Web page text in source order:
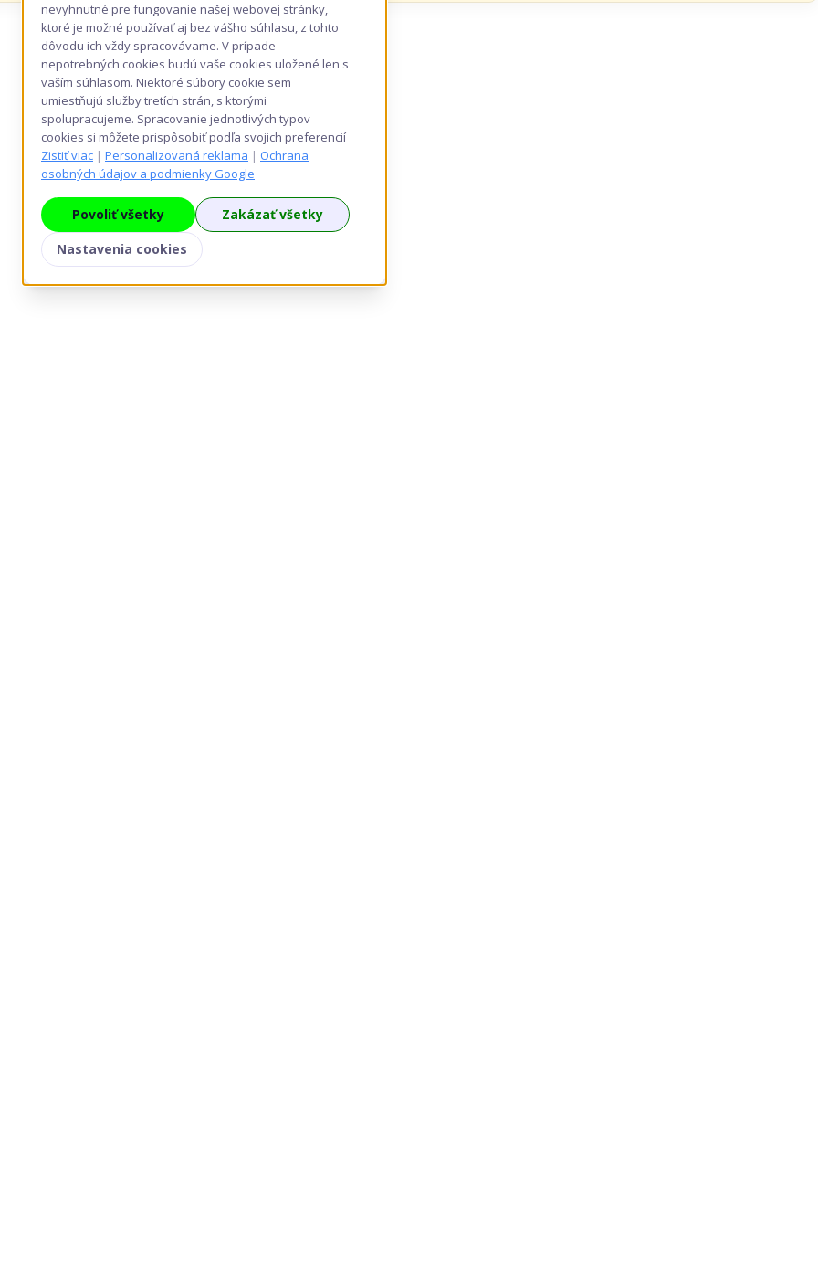
nevyhnutné pre fungovanie našej webovej stránky,
ktoré je možné používať aj bez vášho súhlasu, z tohto
dôvodu ich vždy spracovávame. V prípade
nepotrebných cookies budú vaše cookies uložené len s
vaším súhlasom. Niektoré súbory cookie sem
umiestňujú služby tretích strán, s ktorými
spolupracujeme. Spracovanie jednotlivých typov
cookies si môžete prispôsobiť podľa svojich preferencií
Zistiť viac | Personalizovaná reklama | Ochrana
osobných údajov a podmienky Google
Povoliť všetky
Zakázať všetky
Nastavenia cookies